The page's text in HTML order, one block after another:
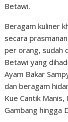
Betawi.
Beragam kuliner
secara
per orang, sudah
Betawi yang
Ayam Bakar
dan beragam
Kue Cantik
Gambang hingga